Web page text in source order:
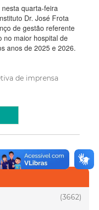
quarta-feira
Dr. José Frota
de gestão referente
no maior hospital de
anos de 2025 e 2026.
de imprensa
(3662)